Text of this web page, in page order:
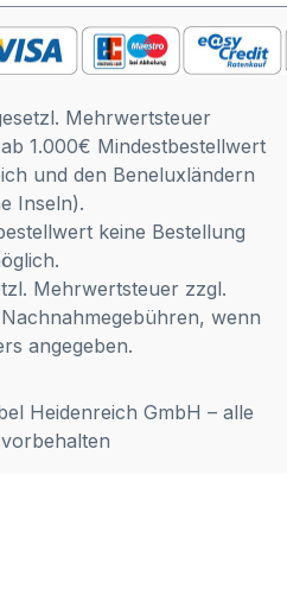
besprechen.
Für jede
beliebig viele
werden. Bitte
Planung je 2 cm
und zur Seite.
erforderlich).
Deko oder
nicht enthalten.
Mehrwertsteuer
1.000€ Mindestbestellwert
und den Beneluxländern
Inseln).
keine Bestellung
Mehrwertsteuer zzgl.
wenn
angegeben.
Heidenreich GmbH – alle